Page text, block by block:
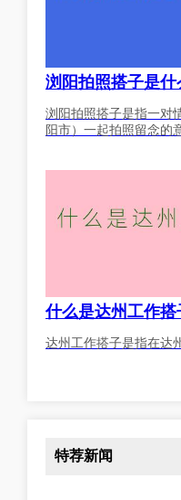
浏阳拍照搭子是什
浏阳拍照搭子是指一对
阳市）一起拍照留念的
什么是达州工作搭
达州工作搭子是指在达
特荐新闻